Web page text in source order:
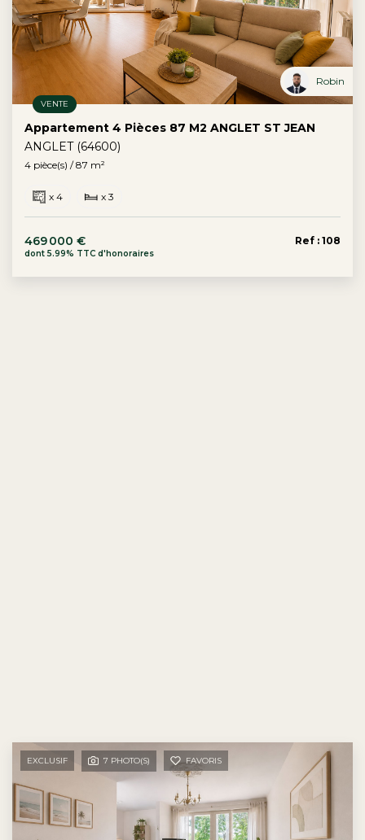
Robin
VENTE
Appartement 4 Pièces 87 M2 ANGLET ST JEAN
ANGLET (64600)
4 pièce(s) / 87 m²
x 4 x 3
469 000 €
dont 5.99% TTC d'honoraires
Ref : 108
EXCLUSIF 7 PHOTO(S) FAVORIS